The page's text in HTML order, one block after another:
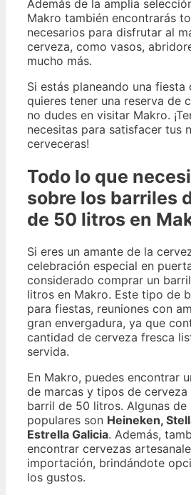
Además de la amplia
Makro también encontrarás
necesarios para disfrutar al
cerveza, como vasos,
mucho más.
Si estás planeando una fiesta
quieres tener una reserva de
no dudes en visitar Makro.
necesitas para satisfacer tus
cerveceras!
Todo lo que
sobre los barriles
de 50 litros en
Si eres un amante de la
celebración especial en
considerado comprar un
litros en Makro. Este tipo de
para fiestas, reuniones con
gran envergadura, ya que
cantidad de cerveza fresca
servida.
En Makro, puedes encontrar
de marcas y tipos de
barril de 50 litros. Algunas de
populares son Heineken,
Estrella Galicia. Además,
encontrar cervezas
importación, brindándote
los gustos.